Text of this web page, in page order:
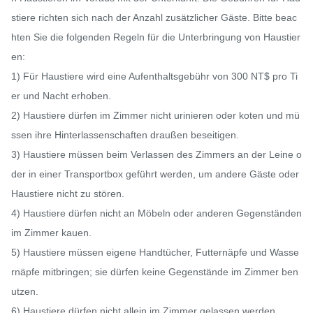
stiere richten sich nach der Anzahl zusätzlicher Gäste. Bitte beac
hten Sie die folgenden Regeln für die Unterbringung von Haustier
en:
1) Für Haustiere wird eine Aufenthaltsgebühr von 300 NT$ pro Ti
er und Nacht erhoben.
2) Haustiere dürfen im Zimmer nicht urinieren oder koten und mü
ssen ihre Hinterlassenschaften draußen beseitigen.
3) Haustiere müssen beim Verlassen des Zimmers an der Leine o
der in einer Transportbox geführt werden, um andere Gäste oder
Haustiere nicht zu stören.
4) Haustiere dürfen nicht an Möbeln oder anderen Gegenständen
im Zimmer kauen.
5) Haustiere müssen eigene Handtücher, Futternäpfe und Wasse
rnäpfe mitbringen; sie dürfen keine Gegenstände im Zimmer ben
utzen.